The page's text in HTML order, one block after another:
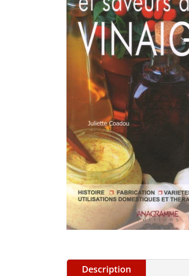
Description